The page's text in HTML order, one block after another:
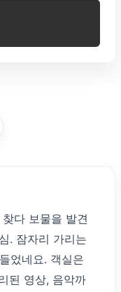
다 보물을 발견
. 잠자리 가리는
었네요. 객실은
된 영상, 음악까